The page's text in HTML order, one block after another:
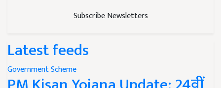
Subscribe Newsletters
Latest feeds
Government Scheme